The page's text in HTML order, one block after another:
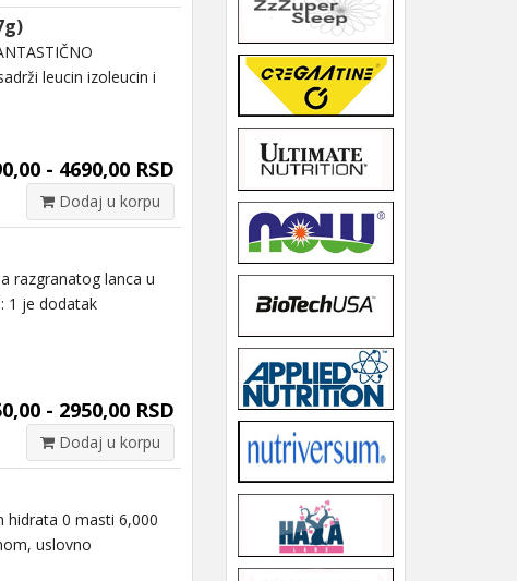
leucin izoleucin i
- 4690,00 RSD
Dodaj u korpu
razgranatog lanca u
1 je dodatak
- 2950,00 RSD
Dodaj u korpu
hidrata 0 masti 6,000
uslovno